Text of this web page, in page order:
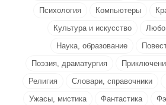
Психология
Компьютеры
Культура и искусство
Наука, образование
Поэзия, драматургия
Религия
Словари, справочники
Ужасы, мистика
Фантастика